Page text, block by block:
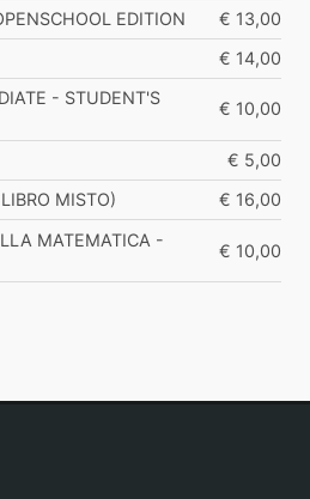
EDITION
€ 13,00
€ 14,00
- STUDENT'S
€ 10,00
€ 5,00
MISTO)
€ 16,00
MATEMATICA -
€ 10,00